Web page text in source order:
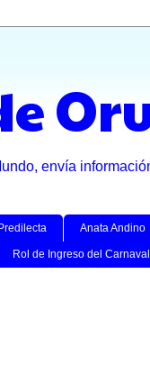
envía
Anata Andino
Rol de Ingreso del